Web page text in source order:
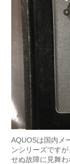
AQUOSは国内メ
ンシリーズです
せぬ故障に見舞わ